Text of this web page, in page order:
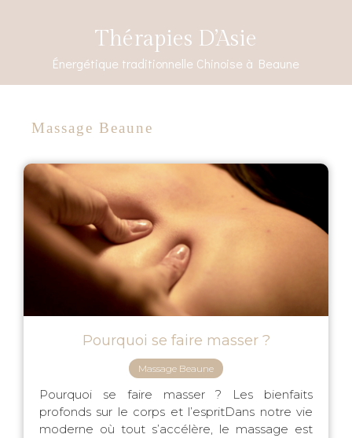
Thérapies D’Asie
Énergétique traditionnelle Chinoise à Beaune
Massage Beaune
Pourquoi se faire masser ?
Massage Beaune
Pourquoi se faire masser ? Les bienfaits
profonds sur le corps et l’espritDans notre vie
moderne où tout s’accélère, le massage est